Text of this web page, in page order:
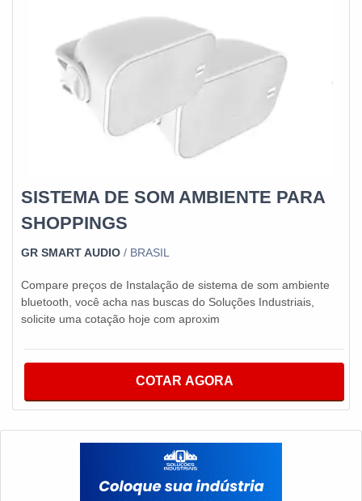
SISTEMA DE SOM AMBIENTE PARA
SHOPPINGS
GR SMART AUDIO / BRASIL
Compare preços de Instalação de sistema de som ambiente
bluetooth, você acha nas buscas do Soluções Industriais,
solicite uma cotação hoje com aproxim
COTAR AGORA